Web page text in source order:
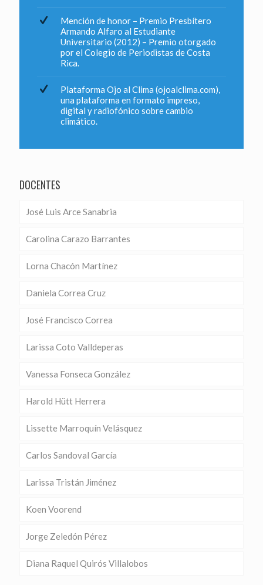
Mención de honor – Premio Presbítero
Armando Alfaro al Estudiante
Universitario (2012) – Premio otorgado
por el Colegio de Periodistas de Costa
Rica.
Plataforma Ojo al Clima (ojoalclima.com),
una plataforma en formato impreso,
digital y radiofónico sobre cambio
climático.
DOCENTES
José Luis Arce Sanabria
Carolina Carazo Barrantes
Lorna Chacón Martínez
Daniela Correa Cruz
José Francisco Correa
Larissa Coto Valldeperas
Vanessa Fonseca González
Harold Hütt Herrera
Lissette Marroquín Velásquez
Carlos Sandoval García
Larissa Tristán Jiménez
Koen Voorend
Jorge Zeledón Pérez
Diana Raquel Quirós Villalobos